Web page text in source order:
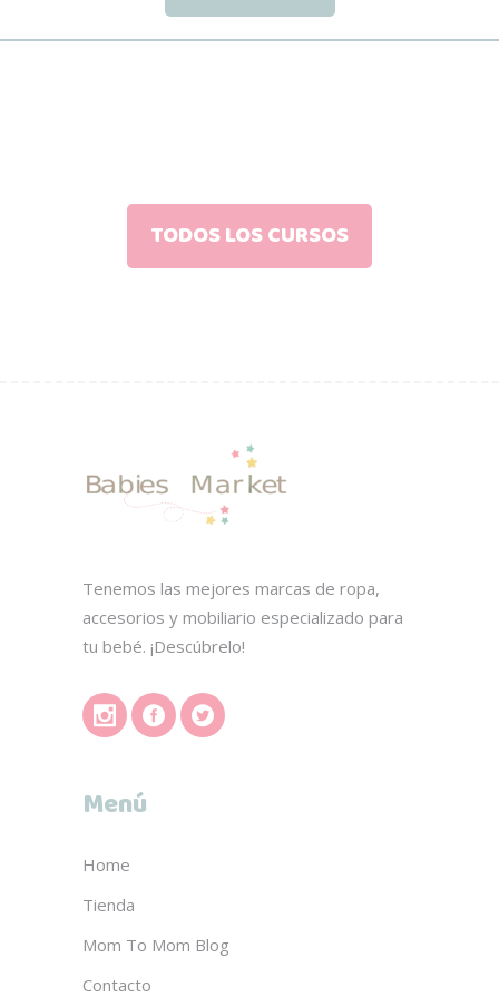
TODOS LOS CURSOS
Tenemos las mejores marcas de ropa,
accesorios y mobiliario especializado para
tu bebé. ¡Descúbrelo!
Menú
Home
Tienda
Mom To Mom Blog
Contacto